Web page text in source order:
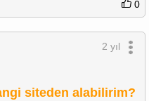
0
2 yıl
siteden alabilirim?